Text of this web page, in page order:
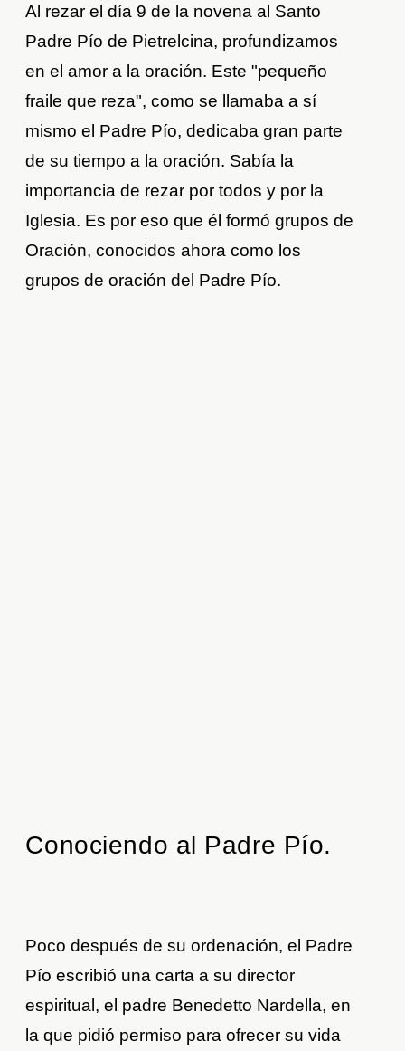
Al rezar el día 9 de la novena al Santo
Padre Pío de Pietrelcina, profundizamos
en el amor a la oración. Este "pequeño
fraile que reza", como se llamaba a sí
mismo el Padre Pío, dedicaba gran parte
de su tiempo a la oración. Sabía la
importancia de rezar por todos y por la
Iglesia. Es por eso que él formó grupos de
Oración, conocidos ahora como los
grupos de oración del Padre Pío.
Conociendo al Padre Pío.
Poco después de su ordenación, el Padre
Pío escribió una carta a su director
espiritual, el padre Benedetto Nardella, en
la que pidió permiso para ofrecer su vida